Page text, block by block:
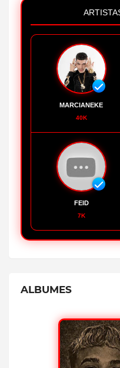
MARCIANEKE
40K
FEID
7K
ALBUMES